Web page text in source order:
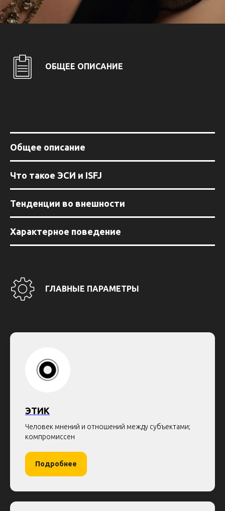
ОБЩЕЕ ОПИСАНИЕ
Общее описание
Что такое ЭСИ и ISFJ
Тенденции во внешности
Характерное поведение
ГЛАВНЫЕ ПАРАМЕТРЫ
ЭТИК
Человек мнений и отношений между субъектами;
компромиссен
Подробнее